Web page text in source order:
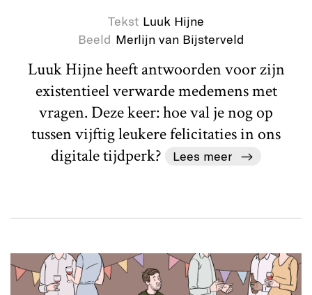
Tekst Luuk Hijne
Beeld Merlijn van Bijsterveld
Luuk Hijne heeft antwoorden voor zijn
existentieel verwarde medemens met
vragen. Deze keer: hoe val je nog op
tussen vijftig leukere felicitaties in ons
digitale tijdperk?
Lees meer